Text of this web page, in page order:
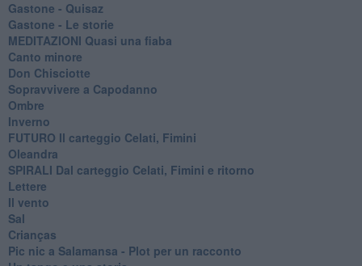
Gastone - Quisaz
Gastone - Le storie
MEDITAZIONI Quasi una fiaba
Canto minore
Don Chisciotte
Sopravvivere a Capodanno
Ombre
Inverno
FUTURO Il carteggio Celati, Fimini
Oleandra
SPIRALI Dal carteggio Celati, Fimini e ritorno
Lettere
Il vento
Sal
Crianças
Pic nic a Salamansa - Plot per un racconto